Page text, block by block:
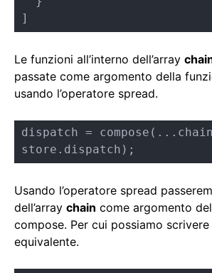
]
Le funzioni all’interno dell’array
passate come argomento della
usando l’operatore spread.
dispatch =
store.dispatch);
Usando l’operatore spread
dell’array chain come argomento
compose. Per cui possiamo scrivere
equivalente.